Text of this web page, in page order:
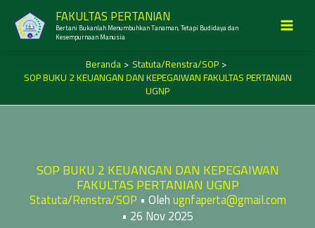
konten
FAKULTAS PERTANIAN
Bertani Bukanlah Menumbuhkan Tanaman, Tetapi Budidaya dan
Kesempurnaan Manusia
Beranda Statuta/Renstra/SOP
SOP BUKU 2 KEUANGAN DAN KEPEGAIWAN FAKULTAS PERTANIAN
UGNP
SOP BUKU 2 KEUANGAN DAN KEPEGAIWAN
FAKULTAS PERTANIAN UGNP
Statuta/Renstra/SOP • Olehugnfaperta@gmail.com
• 26 Nov 2025